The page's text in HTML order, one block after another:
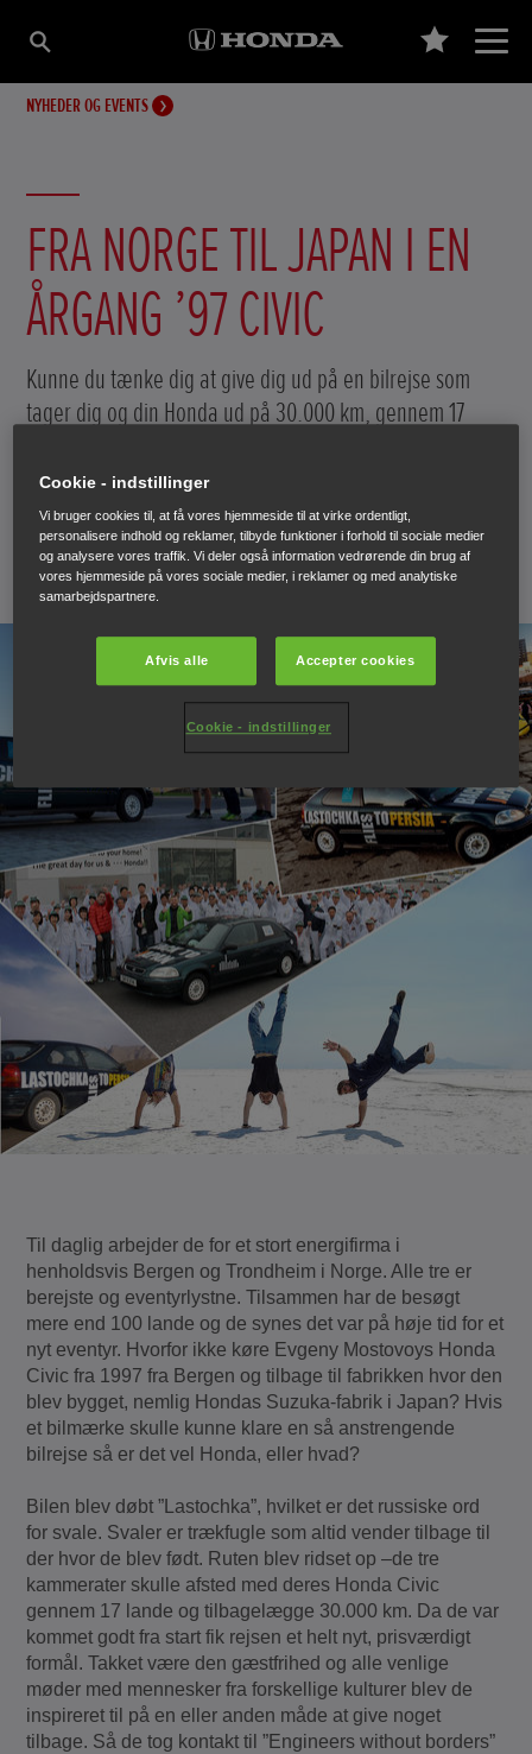
NYHEDER OG EVENTS
FRA NORGE TIL JAPAN I EN
ÅRGANG ’97 CIVIC
Kunne du tænke dig at give dig ud på en bilrejse som
tager dig og din Honda ud på 30.000 km, gennem 17
Evgeny Mostovoy, Adriaen Nelemans og Igor Orlov lige
har gjort.
12. oktober 2016
Til daglig arbejder de for et stort energifirma i
henholdsvis Bergen og Trondheim i Norge. Alle tre er
berejste og eventyrlystne. Tilsammen har de besøgt
mere end 100 lande og de synes det var på høje tid for et
nyt eventyr. Hvorfor ikke køre Evgeny Mostovoys Honda
Civic fra 1997 fra Bergen og tilbage til fabrikken hvor den
blev bygget, nemlig Hondas Suzuka-fabrik i Japan? Hvis
et bilmærke skulle kunne klare en så anstrengende
bilrejse så er det vel Honda, eller hvad?
Bilen blev døbt ”Lastochka”, hvilket er det russiske ord
for svale. Svaler er trækfugle som altid vender tilbage til
der hvor de blev født. Ruten blev ridset op –de tre
kammerater skulle afsted med deres Honda Civic
gennem 17 lande og tilbagelægge 30.000 km. Da de var
kommet godt fra start fik rejsen et helt nyt, prisværdigt
formål. Takket være den gæstfrihed og alle venlige
møder med mennesker fra forskellige kulturer blev de
inspireret til på en eller anden måde at give noget
tilbage. Så de tog kontakt til ”Engineers without borders”
Cookie - indstillinger
Vi bruger cookies til, at få vores hjemmeside til at virke ordentligt,
personalisere indhold og reklamer, tilbyde funktioner i forhold til sociale medier
og analysere vores traffik. Vi deler også information vedrørende din brug af
vores hjemmeside på vores sociale medier, i reklamer og med analytiske
samarbejdspartnere.
Afvis alle Accepter cookies
Cookie - indstillinger